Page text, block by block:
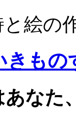
絵の
きもの
あなた